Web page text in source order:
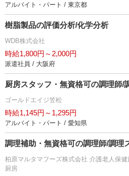
アルバイト・パート / 東京都
樹脂製品の評価分析/化学分析
WDB株式会社
時給1,800円～2,000円
派遣社員 / 大阪府
厨房スタッフ・無資格可の調理師/
ゴールドエイジ笠松
時給1,145円～1,295円
アルバイト・パート / 愛知県
調理補助・無資格可の調理師/調理
柏原マルタマフーズ株式会社 介護老人保
厨房